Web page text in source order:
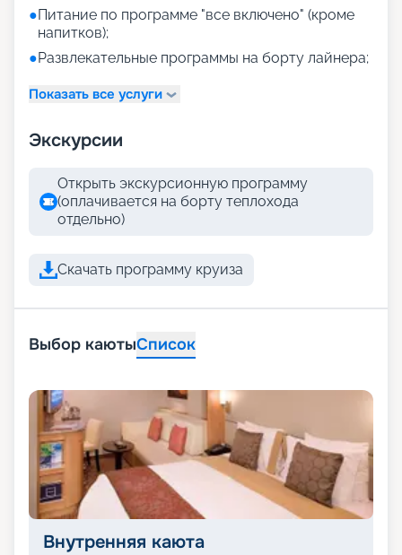
●Питание по программе "все включено" (кроме
напитков);
●Развлекательные программы на борту лайнера;
Показать все услуги
Экскурсии
Открыть экскурсионную программу
(оплачивается на борту теплохода
отдельно)
Скачать программу круиза
Выбор каютыСписок
Внутренняя каюта